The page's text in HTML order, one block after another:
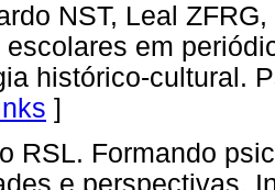
NST, Leal
escolares em
histórico-cultural.
]
RSL. Formando